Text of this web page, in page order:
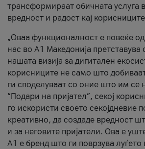
трансформираат обичната услуга
вредност и радост кај
„Оваа функционалност е повеќе од
нас во А1 Македонија претставува
нашата визија за дигитален
корисниците не само што
ги споделуваат со оние што им се
“Подари на пријател”, секој
го искористи своето секојдневие
креативно, да создаде вредност
и за неговите пријатели. Ова е
А1 е бренд што ги поврзува луѓето